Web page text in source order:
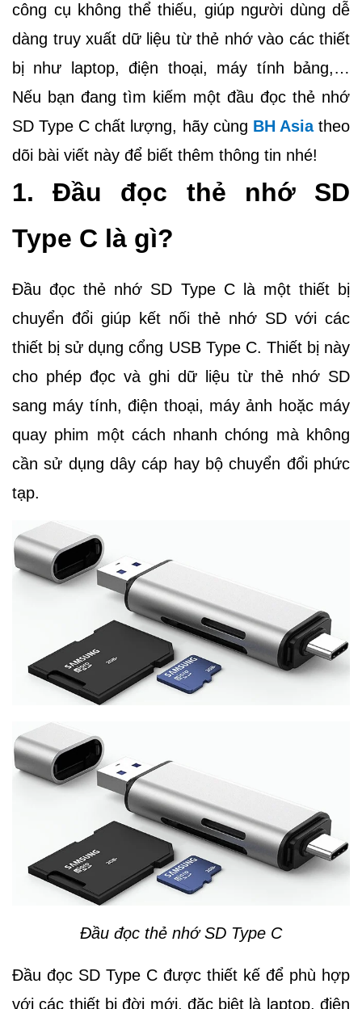
công cụ không thể thiếu, giúp người dùng dễ
dàng truy xuất dữ liệu từ thẻ nhớ vào các thiết
bị như laptop, điện thoại, máy tính bảng,…
Nếu bạn đang tìm kiếm một đầu đọc thẻ nhớ
SD Type C chất lượng, hãy cùng BH Asiatheo
dõi bài viết này để biết thêm thông tin nhé!
1. Đầu đọc thẻ nhớ SD
Type C là gì?
Đầu đọc thẻ nhớ SD Type C là một thiết bị
chuyển đổi giúp kết nối thẻ nhớ SD với các
thiết bị sử dụng cổng USB Type C. Thiết bị này
cho phép đọc và ghi dữ liệu từ thẻ nhớ SD
sang máy tính, điện thoại, máy ảnh hoặc máy
quay phim một cách nhanh chóng mà không
cần sử dụng dây cáp hay bộ chuyển đổi phức
tạp.
Đầu đọc thẻ nhớ SD Type C
Đầu đọc SD Type C được thiết kế để phù hợp
với các thiết bị đời mới, đặc biệt là laptop, điện